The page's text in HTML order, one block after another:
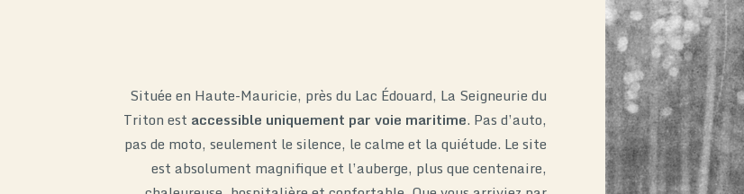
Située en Haute-Mauricie, près du Lac Édouard, La Seigneurie du
Triton est accessible uniquement par voie maritime. Pas d’auto,
pas de moto, seulement le silence, le calme et la quiétude. Le site
est absolument magnifique et l’auberge, plus que centenaire,